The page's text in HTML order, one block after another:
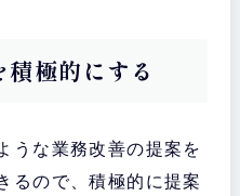
極的にする
うな業務改善の提案を
るので、積極的に提案